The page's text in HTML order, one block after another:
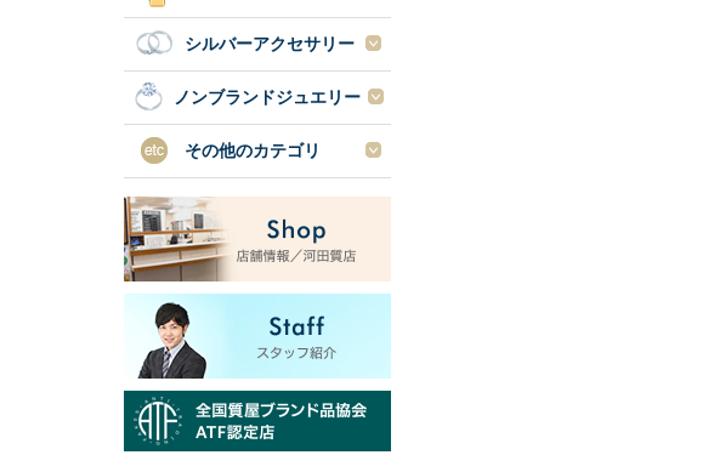
シルバーアクセサリー
ノンブランドジュエリー
その他のカテゴリ